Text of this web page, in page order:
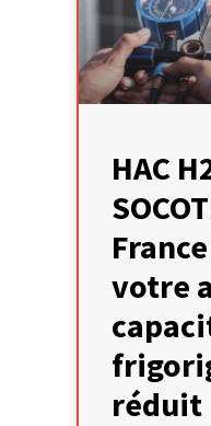
HAC
votre
réduit